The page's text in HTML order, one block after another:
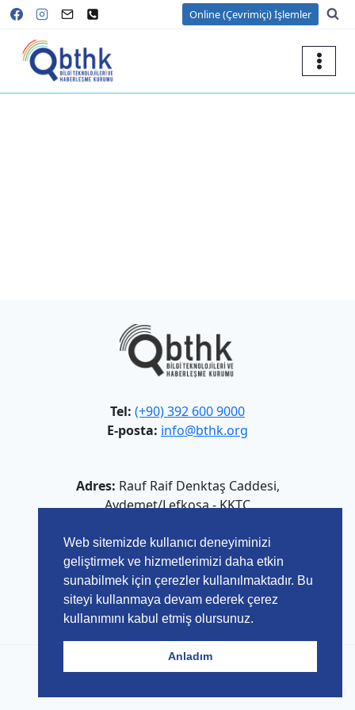
Online (Çevrimiçi) İşlemler
Tel: (+90) 392 600 9000
E-posta: info@bthk.org
Adres: Rauf Raif Denktaş Caddesi,
Aydemet/Lefkoşa - KKTC
Web sitemizde kullanıcı deneyiminizi
geliştirmek ve hizmetlerimizi daha etkin
sunabilmek için çerezler kullanılmaktadır. Bu
siteyi kullanmaya devam ederek çerez
kullanımını kabul etmiş olursunuz.
Anladım